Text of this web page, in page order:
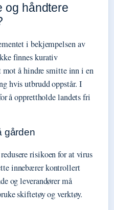
og håndtere
i bekjempelsen av
finnes kurativ
å hindre smitte inn i en
hvis utbrudd oppstår. I
å opprettholde landets fri
gården
risikoen for at virus
innebærer kontrollert
og leverandører må
skiftetøy og verktøy.